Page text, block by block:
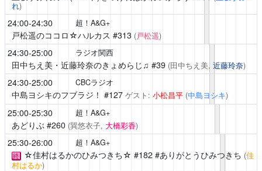
れ)
24:00-24:30 超！A&G+
戸松遥のココロ☆ハルカス #313 (戸松遥)
24:30-25:00 ラジオ関西
田中ちえ美・近藤玲奈のきょめらじ♫ #39 (田中ちえ美, 近藤玲奈)
24:30-25:00 CBCラジオ
中島ヨシキのフブラジ！ #127 ゲスト: 小松昌平 (中島ヨシキ)
25:00-25:30 超！A&G+
あどりぶ #260 (巽悠衣子, 大橋彩香)
25:30-26:00 超！A&G+
終 ☆佳村はるかのひみつきち☆ #182 #ありがとうひみつきち (佳
村はるか)